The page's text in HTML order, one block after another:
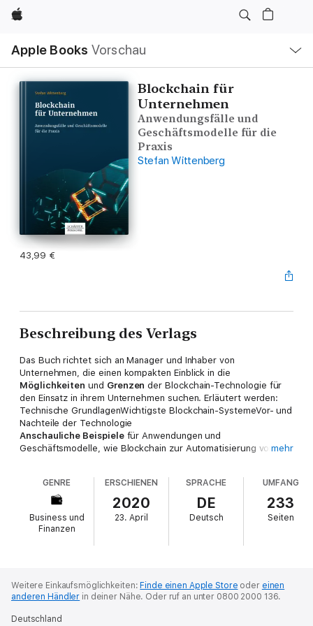
Apple
Apple Books Vorschau
Navigation
Menü
öffnen
Blockchain für
Unternehmen
Anwendungsfälle und
Geschäftsmodelle für die
Praxis
Stefan Wittenberg
43,99 €
Beschreibung des Verlags
Das Buch richtet sich an Manager und Inhaber von
Unternehmen, die einen kompakten Einblick in die
Möglichkeiten und Grenzen der Blockchain-Technologie für
den Einsatz in ihrem Unternehmen suchen. Erläutert werden:
Technische GrundlagenWichtigste Blockchain-SystemeVor- und
Nachteile der Technologie
Anschauliche Beispielefür Anwendungen und
Geschäftsmodelle, wie Blockchain zur Automatisierung von
das Thema greifbar zu machen. Anhand eines Leitfadens
können Unternehmen überprüfen, ob die Technologie wirklich
für das eigene Unternehmen geeignet ist.
mehr
GENRE
Business und
Finanzen
ERSCHIENEN
2020
23. April
SPRACHE
DE
Deutsch
UMFANG
233
Seiten
Weitere Einkaufsmöglichkeiten: Finde einen Apple Store oder einen
anderen Händler in deiner Nähe. Oder ruf an unter 0800 2000 136.
Deutschland